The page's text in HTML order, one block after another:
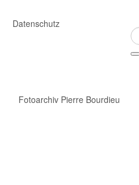
Datenschutz
Fotoarchiv Pierre Bourdieu